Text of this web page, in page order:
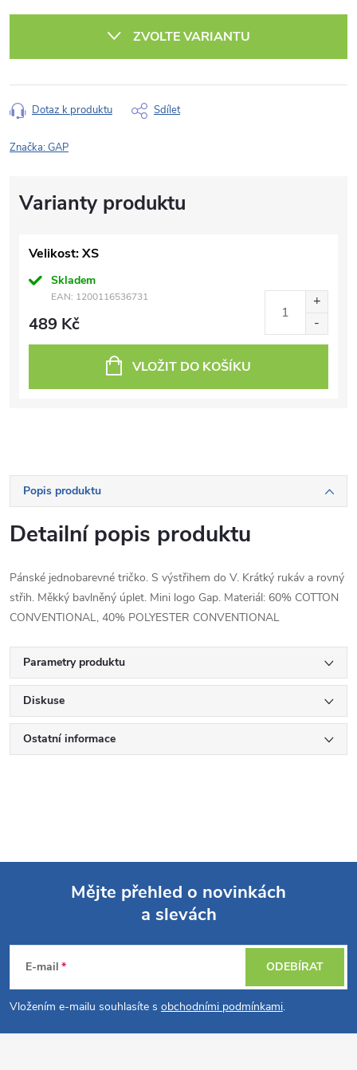
ZVOLTE VARIANTU
Dotaz k produktu Sdílet
Značka:GAP
Velikost: XS
Skladem
EAN: 1200116536731
489 Kč
VLOŽIT DO KOŠÍKU
Popis produktu
Detailní popis produktu
Pánské jednobarevné tričko. S výstřihem do V. Krátký rukáv a rovný
střih. Měkký bavlněný úplet. Mini logo Gap. Materiál: 60% COTTON
CONVENTIONAL, 40% POLYESTER CONVENTIONAL
Parametry produktu
Diskuse
Ostatní informace
p
a
Mějte přehled o novinkách
a slevách
E-mail
Vložením e-mailu souhlasíte s obchodními podmínkami.
ODEBÍRAT